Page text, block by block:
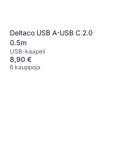
Deltaco USB A-USB C 2.0
0.5m
USB-kaapeli
8,90 €
6 kauppoja